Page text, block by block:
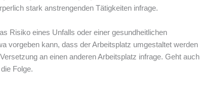
stark anstrengenden Tätigkeiten infrage.
Risiko eines Unfalls oder einer gesundheitlichen
vorgeben kann, dass der Arbeitsplatz umgestaltet werden
an einen anderen Arbeitsplatz infrage. Geht auch
Folge.